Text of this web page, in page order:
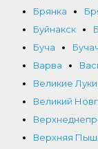
Брянка
Буйнакск
Буча
Варва
Великие Луки
Великий
Верхняя